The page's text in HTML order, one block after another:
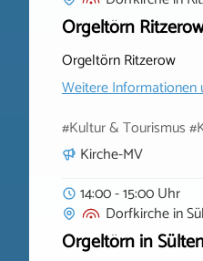
Orgeltörn Ritzerow
Orgeltörn Ritzerow
Weitere
#Kultur & Tourismus
Kirche-MV
14:00 - 15:00 Uhr
Dorfkirchein
Orgeltörn in